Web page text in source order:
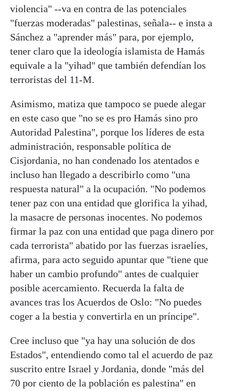
violencia" --va en contra de las potenciales
"fuerzas moderadas" palestinas, señala-- e insta a
Sánchez a "aprender más" para, por ejemplo,
tener claro que la ideología islamista de Hamás
equivale a la "yihad" que también defendían los
terroristas del 11-M.
Asimismo, matiza que tampoco se puede alegar
en este caso que "no se es pro Hamás sino pro
Autoridad Palestina", porque los líderes de esta
administración, responsable política de
Cisjordania, no han condenado los atentados e
incluso han llegado a describirlo como "una
respuesta natural" a la ocupación. "No podemos
tener paz con una entidad que glorifica la yihad,
la masacre de personas inocentes. No podemos
firmar la paz con una entidad que paga dinero por
cada terrorista" abatido por las fuerzas israelíes,
afirma, para acto seguido apuntar que "tiene que
haber un cambio profundo" antes de cualquier
posible acercamiento. Recuerda la falta de
avances tras los Acuerdos de Oslo: "No puedes
coger a la bestia y convertirla en un príncipe".
Cree incluso que "ya hay una solución de dos
Estados", entendiendo como tal el acuerdo de paz
suscrito entre Israel y Jordania, donde "más del
70 por ciento de la población es palestina" en